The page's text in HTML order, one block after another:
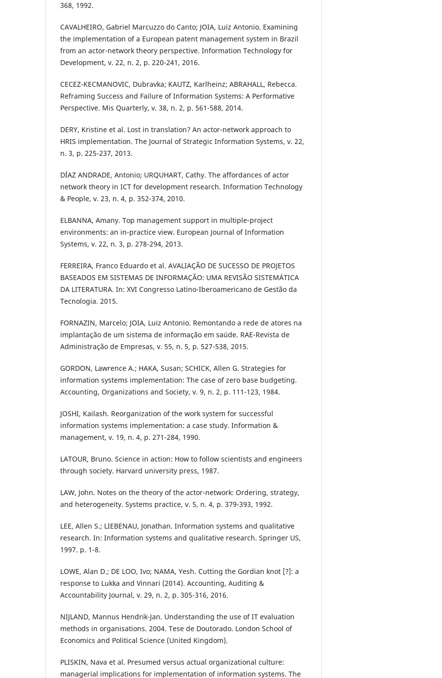
368, 1992.
CAVALHEIRO, Gabriel Marcuzzo do Canto; JOIA, Luiz Antonio. Examining
the implementation of a European patent management system in Brazil
from an actor-network theory perspective. Information Technology for
Development, v. 22, n. 2, p. 220-241, 2016.
CECEZ-KECMANOVIC, Dubravka; KAUTZ, Karlheinz; ABRAHALL, Rebecca.
Reframing Success and Failure of Information Systems: A Performative
Perspective. Mis Quarterly, v. 38, n. 2, p. 561-588, 2014.
DERY, Kristine et al. Lost in translation? An actor-network approach to
HRIS implementation. The Journal of Strategic Information Systems, v. 22,
n. 3, p. 225-237, 2013.
DÍAZ ANDRADE, Antonio; URQUHART, Cathy. The affordances of actor
network theory in ICT for development research. Information Technology
& People, v. 23, n. 4, p. 352-374, 2010.
ELBANNA, Amany. Top management support in multiple-project
environments: an in-practice view. European Journal of Information
Systems, v. 22, n. 3, p. 278-294, 2013.
FERREIRA, Franco Eduardo et al. AVALIAÇÃO DE SUCESSO DE PROJETOS
BASEADOS EM SISTEMAS DE INFORMAÇÃO: UMA REVISÃO SISTEMÁTICA
DA LITERATURA. In: XVI Congresso Latino-Iberoamericano de Gestão da
Tecnologia. 2015.
FORNAZIN, Marcelo; JOIA, Luiz Antonio. Remontando a rede de atores na
implantação de um sistema de informação em saúde. RAE-Revista de
Administração de Empresas, v. 55, n. 5, p. 527-538, 2015.
GORDON, Lawrence A.; HAKA, Susan; SCHICK, Allen G. Strategies for
information systems implementation: The case of zero base budgeting.
Accounting, Organizations and Society, v. 9, n. 2, p. 111-123, 1984.
JOSHI, Kailash. Reorganization of the work system for successful
information systems implementation: a case study. Information &
management, v. 19, n. 4, p. 271-284, 1990.
LATOUR, Bruno. Science in action: How to follow scientists and engineers
through society. Harvard university press, 1987.
LAW, John. Notes on the theory of the actor-network: Ordering, strategy,
and heterogeneity. Systems practice, v. 5, n. 4, p. 379-393, 1992.
LEE, Allen S.; LIEBENAU, Jonathan. Information systems and qualitative
research. In: Information systems and qualitative research. Springer US,
1997. p. 1-8.
LOWE, Alan D.; DE LOO, Ivo; NAMA, Yesh. Cutting the Gordian knot [?]: a
response to Lukka and Vinnari (2014). Accounting, Auditing &
Accountability Journal, v. 29, n. 2, p. 305-316, 2016.
NIJLAND, Mannus Hendrik-Jan. Understanding the use of IT evaluation
methods in organisations. 2004. Tese de Doutorado. London School of
Economics and Political Science (United Kingdom).
PLISKIN, Nava et al. Presumed versus actual organizational culture:
managerial implications for implementation of information systems. The